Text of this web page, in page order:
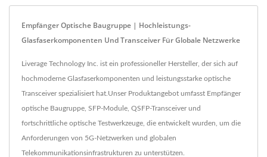
Empfänger Optische Baugruppe | Hochleistungs-
Glasfaserkomponenten Und Transceiver Für Globale Netzwerke
Liverage Technology Inc. ist ein professioneller Hersteller, der sich auf
hochmoderne Glasfaserkomponenten und leistungsstarke optische
Transceiver spezialisiert hat.Unser Produktangebot umfasst Empfänger
optische Baugruppe, SFP-Module, QSFP-Transceiver und
fortschrittliche optische Testwerkzeuge, die entwickelt wurden, um die
Anforderungen von 5G-Netzwerken und globalen
Telekommunikationsinfrastrukturen zu unterstützen.